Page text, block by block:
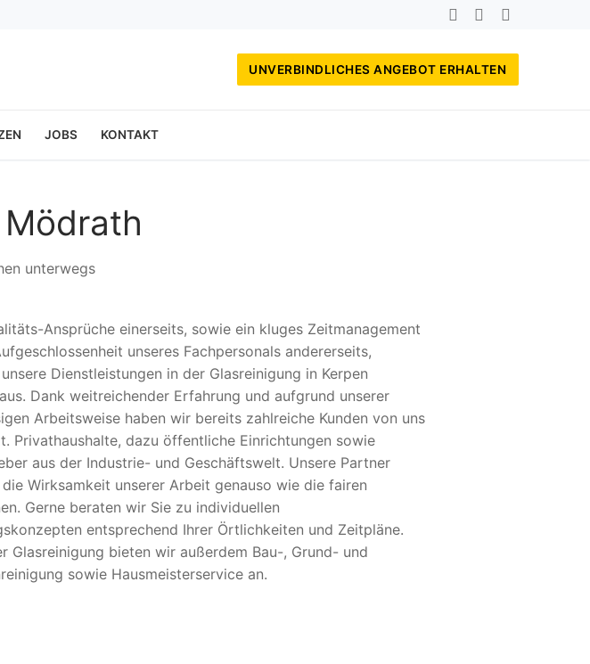
UNVERBINDLICHES ANGEBOT ERHALTEN
JOBS KONTAKT
unterwegs
Ansprüche einerseits, sowie ein kluges Zeitmanagement
unseres Fachpersonals andererseits,
Dienstleistungen in der Glasreinigung in Kerpen
Dank weitreichender Erfahrung und aufgrund unserer
Arbeitsweise haben wir bereits zahlreiche Kunden von uns
Privathaushalte, dazu öffentliche Einrichtungen sowie
aus der Industrie- und Geschäftswelt. Unsere Partner
Wirksamkeit unserer Arbeit genauso wie die fairen
Gerne beraten wir Sie zu individuellen
entsprechend Ihrer Örtlichkeiten und Zeitpläne.
Glasreinigung bieten wir außerdem Bau-, Grund- und
sowie Hausmeisterservice an.